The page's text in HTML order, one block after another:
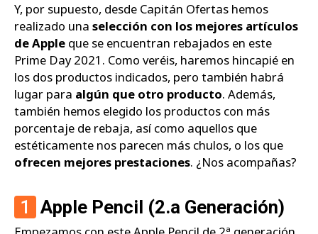
Y, por supuesto, desde Capitán Ofertas hemos
realizado una selección con los mejores artículos
de Apple que se encuentran rebajados en este
Prime Day 2021. Como veréis, haremos hincapié en
los dos productos indicados, pero también habrá
lugar para algún que otro producto. Además,
también hemos elegido los productos con más
porcentaje de rebaja, así como aquellos que
estéticamente nos parecen más chulos, o los que
ofrecen mejores prestaciones. ¿Nos acompañas?
1 Apple Pencil (2.a Generación)